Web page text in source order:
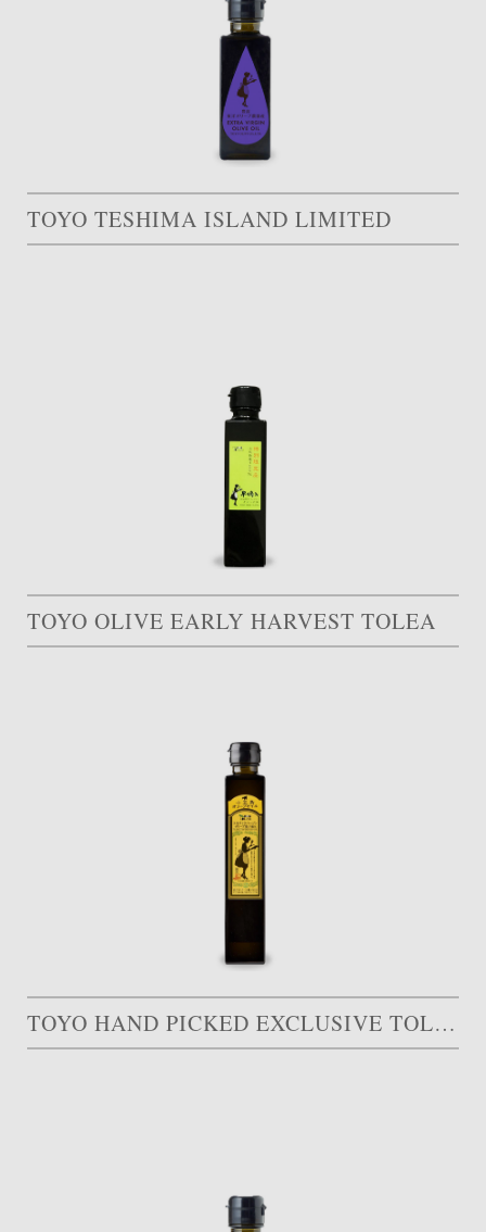
TOYO TESHIMA ISLAND LIMITED
TOYO OLIVE EARLY HARVEST TOLEA
TOYO HAND PICKED EXCLUSIVE TOLEA